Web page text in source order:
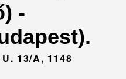
-
13/A, 1148